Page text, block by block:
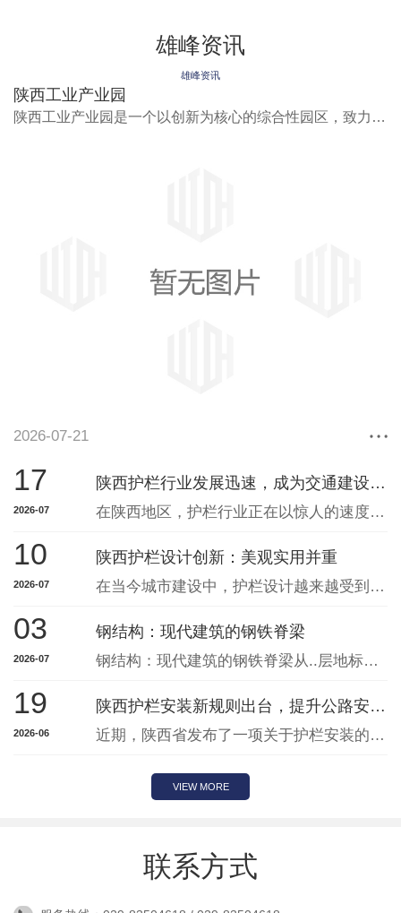
雄峰资讯
雄峰资讯
陕西工业产业园
陕西工业产业园是一个以创新为核心的综合性园区，致力于为各类企业提供..的发展环境和支持服务。园区位于陕西省境内，拥有便利的交通网络和..的基础设施，为企业提供了良好的发展条件。在陕西工业产业园，我们重视企业的创新和发展潜力，致力于为企业搭建合作平台，促进资源共享和互利合作。园区内集聚了一批高素质的人才和专业团队，他们将
2026-07-21
17
2026-07
陕西护栏行业发展迅速，成为交通建设重要组成部分
在陕西地区，护栏行业正在以惊人的速度蓬勃发展，凭借其不断创新与提升，已成为当地交通建设中不可或缺的重要组成部分。随着城市化进程的加快，人口流动性增强，交通安全问题日益凸显。护栏的作用不仅是为了界定道路范围，更重要的是为行人和车辆提供有效的保护。陕西护栏行业在这一背景下蓬勃发展，产品种类丰富，针对不同的交通场景需求推出了
10
2026-07
陕西护栏设计创新：美观实用并重
在当今城市建设中，护栏设计越来越受到重视。作为城市景观的一部分，护栏不仅仅是起到保护作用，更承担着美化环境的重要使命。陕西的护栏设计在实用性与美观性上取得了创新，使其成为城市发展中一道亮丽的风景线。首先，护栏的设计不再仅仅停留在功能性上，而是更多地融入了艺术元素。通过结合当地文化特色和地域文化，设计师们创造出了富有陕西
03
2026-07
钢结构：现代建筑的钢铁脊梁
钢结构：现代建筑的钢铁脊梁从..层地标、大跨度场馆到工业厂房、桥梁隧道，钢结构以轻质高强、绿色装配、抗震耐久的核心优势，成为现代工程建设的主流结构形式，被誉为建筑行业的 “钢铁骨架”。它以型钢、钢板为主要构件，通过焊接、高强螺栓连接形成稳定承重体系，彻底改变传统建造模式，推动建筑向..、安全、低碳方向升级。一、钢结构的
19
2026-06
陕西护栏安装新规则出台，提升公路安全保障
近期，陕西省发布了一项关于护栏安装的新规则，旨在提升公路安全保障。这一举措对于我们的道路交通安全具有重要意义。新规则明确了护栏的合理高度和距离，以..其有效性和稳定性。此外，还规定了护栏的材料和安装标准，以应对各种交通情况和恶劣天气条件，..公路使用者的安全。护栏作为公路交通设施的重要组成部分，直接关系到行车安全和交通
VIEW MORE
联系方式